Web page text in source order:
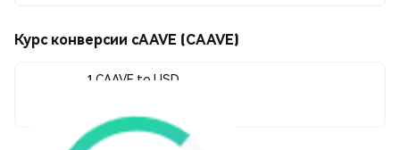
Курс конверсии cAAVE (CAAVE)
1 CAAVE to USD